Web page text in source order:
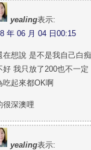
yealing表示:
年 06 月 04 日00:15
在想說 是不是我自己白
好 我只放了200也不一定
吃起來都OK啊
很深澳哩
yealing表示: